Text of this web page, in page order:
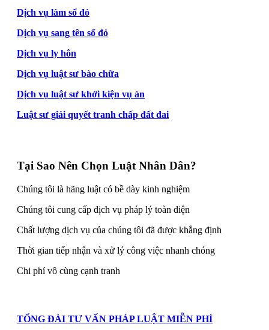
Dịch vụ làm sổ đỏ
Dịch vụ sang tên sổ đỏ
Dịch vụ ly hôn
Dịch vụ luật sư bào chữa
Dịch vụ luật sư khởi kiện vụ án
Luật sư giải quyết tranh chấp đất đai
Tại Sao Nên Chọn Luật Nhân Dân?
Chúng tôi là hãng luật có bề dày kinh nghiệm
Chúng tôi cung cấp dịch vụ pháp lý toàn diện
Chất lượng dịch vụ của chúng tôi đã được khẳng định
Thời gian tiếp nhận và xử lý công việc nhanh chóng
Chi phí vô cùng cạnh tranh
TỔNG ĐÀI TƯ VẤN PHÁP LUẬT MIỄN PHÍ